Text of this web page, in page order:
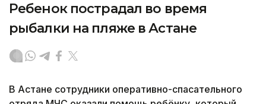
Ребенок пострадал во время
рыбалки на пляже в Астане
В Астане сотрудники оперативно-спасательного